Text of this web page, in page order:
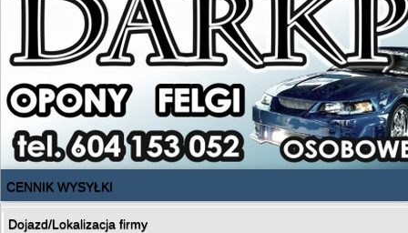
CENNIK WYSYŁKI
Dojazd/Lokalizacja firmy